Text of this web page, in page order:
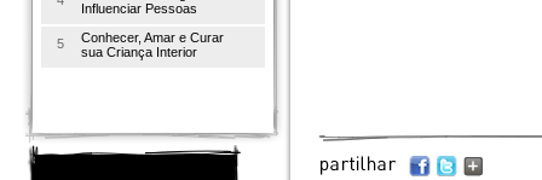
Influenciar Pessoas
5
Conhecer, Amar e Curar
sua Criança Interior